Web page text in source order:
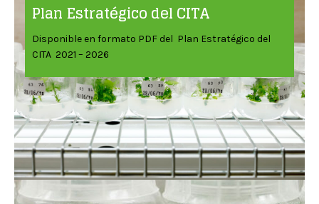
Plan Estratégico del CITA
Disponible en formato PDF del Plan Estratégico del
CITA 2021 – 2026